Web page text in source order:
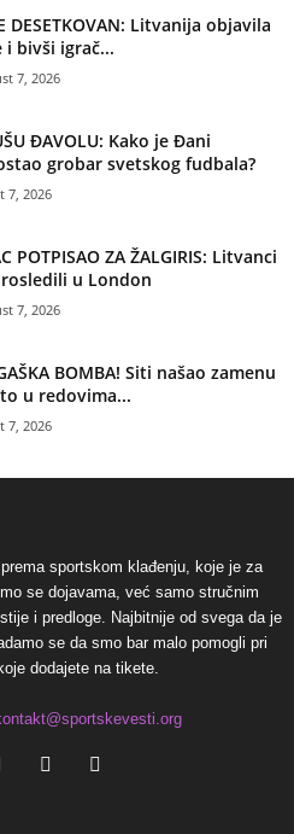
DESETKOVAN: Litvanija objavila
i bivši igrač...
7, 2026
ĐAVOLU: Kako je Đani
grobar svetskog fudbala?
7, 2026
POTPISAO ZA ŽALGIRIS: Litvanci
u London
7, 2026
BOMBA! Siti našao zamenu
u redovima...
7, 2026
sportskom klađenju, koje je za
se dojavama, već samo stručnim
i predloge. Najbitnije od svega da je
se da smo bar malo pomogli pri
dodajete na tikete.